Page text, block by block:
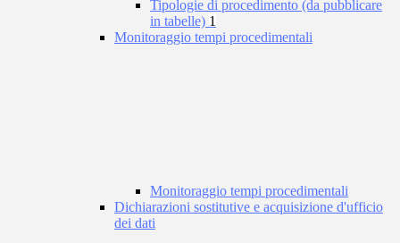
Tipologie di procedimento (da pubblicare
in tabelle) 1
Monitoraggio tempi procedimentali
Monitoraggio tempi procedimentali
Dichiarazioni sostitutive e acquisizione d'ufficio
dei dati